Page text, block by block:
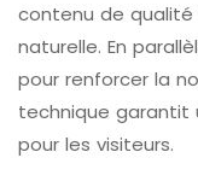
contenu de
naturelle. En
pour renforcer la
technique garantit
pour les visiteurs.